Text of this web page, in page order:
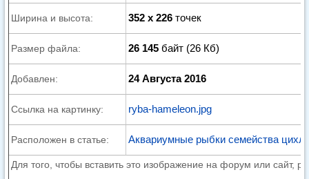
Ширина и высота: 352 x 226 точек
Размер файла: 26 145 байт (26 Кб)
Добавлен: 24 Августа 2016
Ссылка на картинку: ryba-hameleon.jpg
Расположен в статье: Аквариумные рыбки семейства
Для того, чтобы вставить это изображение на форум или сайт,